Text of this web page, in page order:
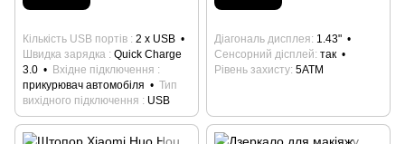
Кількість USB портів
2 x USB
Швидка зарядка
Quick Charge
3.0
Вхідне підключення
прикурювач автомобіля
Тип
вихідного підключення
USB
Діагональ дисплея 1.43"
Сенсорний дісплей так
Рівень захисту 5ATM